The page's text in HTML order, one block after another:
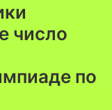
число
по